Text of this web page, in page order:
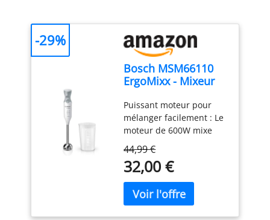
Bosch MSM66110
ErgoMixx - Mixeur
vitesses
Puissant moteur pour
mélanger facilement : Le
moteur de 600W mixe
ingrédients les plus durs
; préparez de
nombreuses recettes
grâce à une large gamme
d’accessoires Contrôle
44,99 €
32,00 €
-29%